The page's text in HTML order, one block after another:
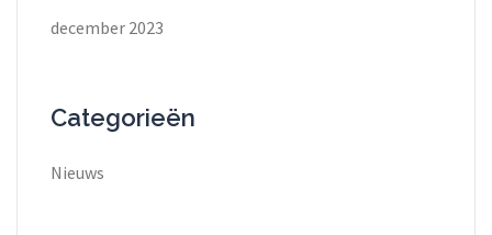
december 2023
Categorieën
Nieuws